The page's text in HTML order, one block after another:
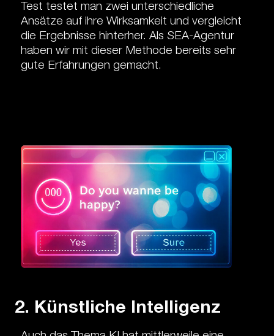
Test testet man zwei unterschiedliche
Ansätze auf ihre Wirksamkeit und vergleicht
die Ergebnisse hinterher. Als SEA-Agentur
haben wir mit dieser Methode bereits sehr
gute Erfahrungen gemacht.
2. Künstliche Intelligenz